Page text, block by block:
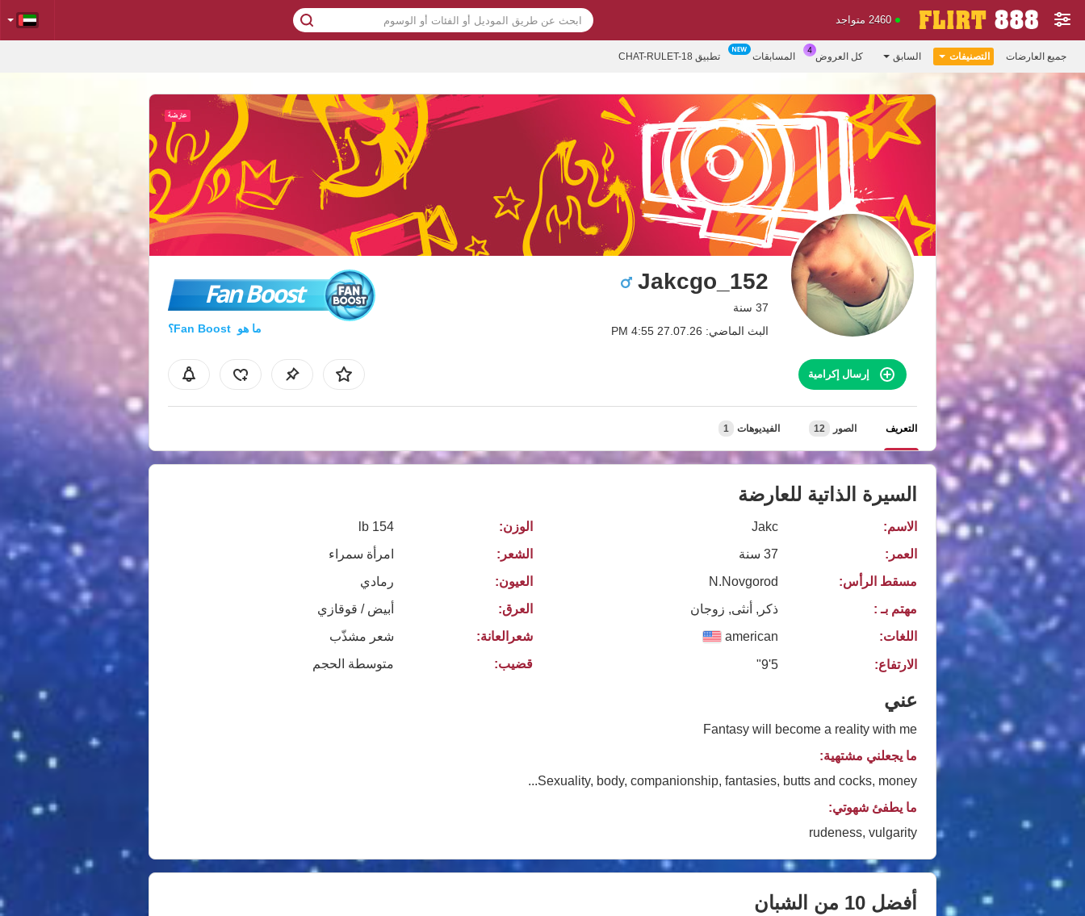
2460 متواجد
جميع العارضات التصنيفات السابق كل العروض المسابقات تطبيق CHAT-RULET-18
Jakcgo_152
37 سنة
البث الماضي: 27.07.26 4:55 PM
Fan Boost
ما هو Fan Boost؟
إرسال إكرامية
التعريف الصور 12 الفيديوهات 1
السيرة الذاتية للعارضة
الاسم:
Jakc
العمر:
37 سنة
مسقط الرأس:
N.Novgorod
مهتم بـ :
ذكر, أنثى, زوجان
اللغات:
american
الارتفاع: 5'9"
الوزن:
154 lb
الشعر:
امرأة سمراء
العيون:
رمادي
العرق:
أبيض / قوقازي
شعرالعانة:
شعر مشذّب
قضيب:
متوسطة الحجم
عني
Fantasy will become a reality with me
ما يجعلني مشتهية:
Sexuality, body, companionship, fantasies, butts and cocks, money...
ما يطفئ شهوتي:
rudeness, vulgarity
أفضل 10 من الشبان